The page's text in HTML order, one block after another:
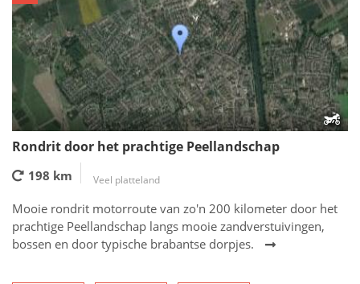
Rondrit door het prachtige Peellandschap
198 km Veel platteland
Mooie rondrit motorroute van zo'n 200 kilometer door het
prachtige Peellandschap langs mooie zandverstuivingen,
bossen en door typische brabantse dorpjes.